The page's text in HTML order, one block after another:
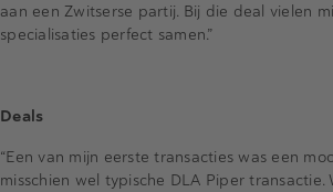
aan een Zwitserse partij. Bij die deal vielen
specialisaties perfect samen.”
Deals
“Een van mijn eerste transacties was een
misschien wel typische DLA Piper transactie.